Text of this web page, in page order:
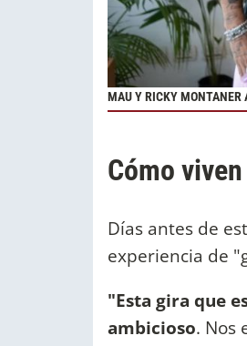
MAU Y RICKY MONTANER
Cómo
Días antes de
experiencia de
"Esta gira que
ambicioso. Nos